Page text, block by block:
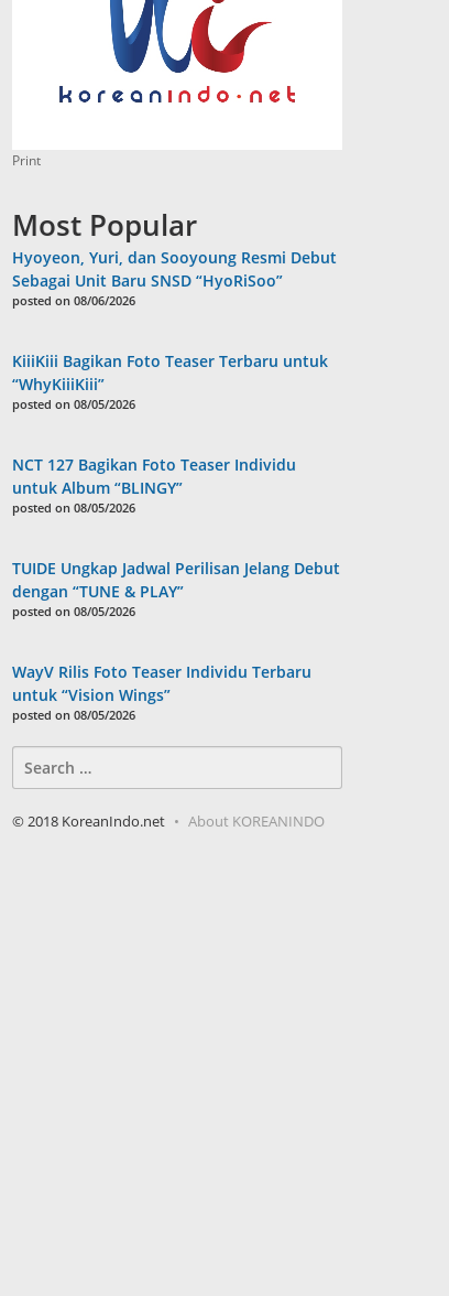
Print
Most Popular
Hyoyeon, Yuri, dan Sooyoung Resmi Debut
Sebagai Unit Baru SNSD “HyoRiSoo”
posted on 08/06/2026
KiiiKiii Bagikan Foto Teaser Terbaru untuk
“WhyKiiiKiii”
posted on 08/05/2026
NCT 127 Bagikan Foto Teaser Individu
untuk Album “BLINGY”
posted on 08/05/2026
TUIDE Ungkap Jadwal Perilisan Jelang Debut
dengan “TUNE & PLAY”
posted on 08/05/2026
WayV Rilis Foto Teaser Individu Terbaru
untuk “Vision Wings”
posted on 08/05/2026
for:
© 2018 KoreanIndo.net About KOREANINDO